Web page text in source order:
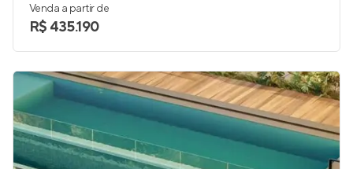
Venda a partir de
R$ 435.190